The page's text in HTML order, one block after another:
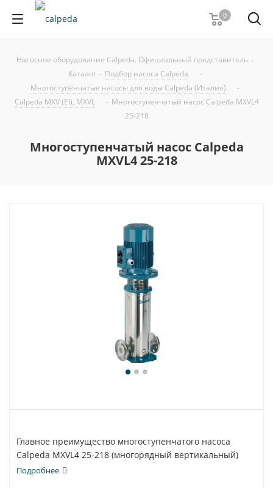
0
Насосное оборудование Calpeda. Официальный представитель -
Каталог - Подбор насоса Calpeda
-
Многоступенчатые насосы для воды Calpeda (Италия)
-
Calpeda MXV (EI), MXVL
- Многоступенчатый насос Calpeda MXVL4
25-218
Многоступенчатый насос Calpeda
MXVL4 25-218
Главное преимущество многоступенчатого насоса
Calpeda MXVL4 25-218 (многорядный вертикальный)
-...
Подробнее